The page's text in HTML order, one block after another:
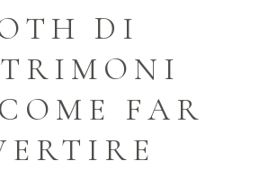
DI
FAR